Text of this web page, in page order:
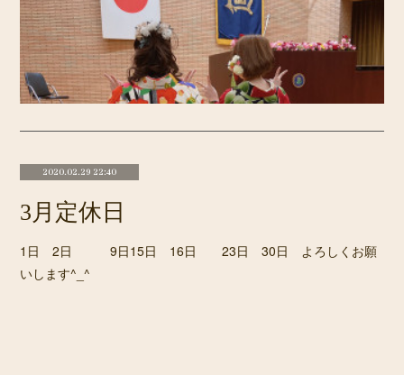
2020.02.29 22:40
3月定休日
1日 2日 9日15日 16日 23日 30日 よろしくお願
いします^_^